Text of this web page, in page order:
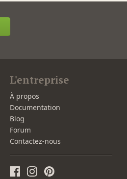
L'entreprise
À propos
Documentation
Blog
Forum
Contactez-nous